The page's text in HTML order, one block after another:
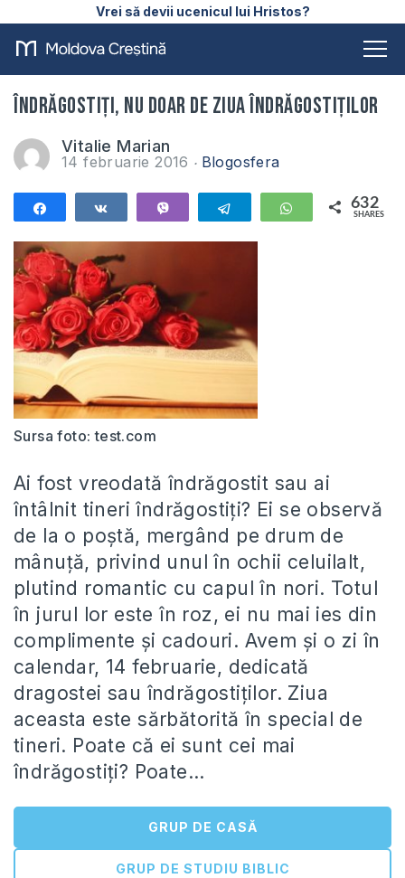
Vrei să devii ucenicul lui Hristos?
Îndrăgostiți, nu doar de Ziua Îndrăgostiților
Vitalie Marian
14 februarie 2016 Blogosfera
Telegram WhatsApp
632
SHARES
Sursa foto: test.com
Ai fost vreodată îndrăgostit sau ai
întâlnit tineri îndrăgostiți? Ei se observă
de la o poștă, mergând pe drum de
mânuță, privind unul în ochii celuilalt,
plutind romantic cu capul în nori. Totul
în jurul lor este în roz, ei nu mai ies din
complimente și cadouri. Avem și o zi în
calendar, 14 februarie, dedicată
dragostei sau îndrăgostiților. Ziua
aceasta este sărbătorită în special de
tineri. Poate că ei sunt cei mai
îndrăgostiți? Poate…
GRUP DE CASĂ
GRUP DE STUDIU BIBLIC